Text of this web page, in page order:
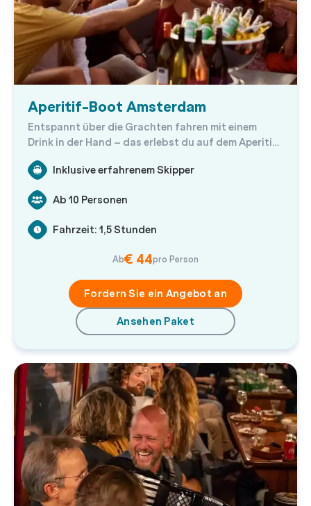
Aperitif-Boot Amsterdam
Entspannt über die Grachten fahren mit einem
Drink in der Hand – das erlebst du auf dem Aperitif-
Boot Amsterdam
Inklusive erfahrenem Skipper
Ab 10 Personen
Fahrzeit: 1,5 Stunden
Ab€ 44pro Person
Fordern Sie ein Angebot an
Ansehen Paket